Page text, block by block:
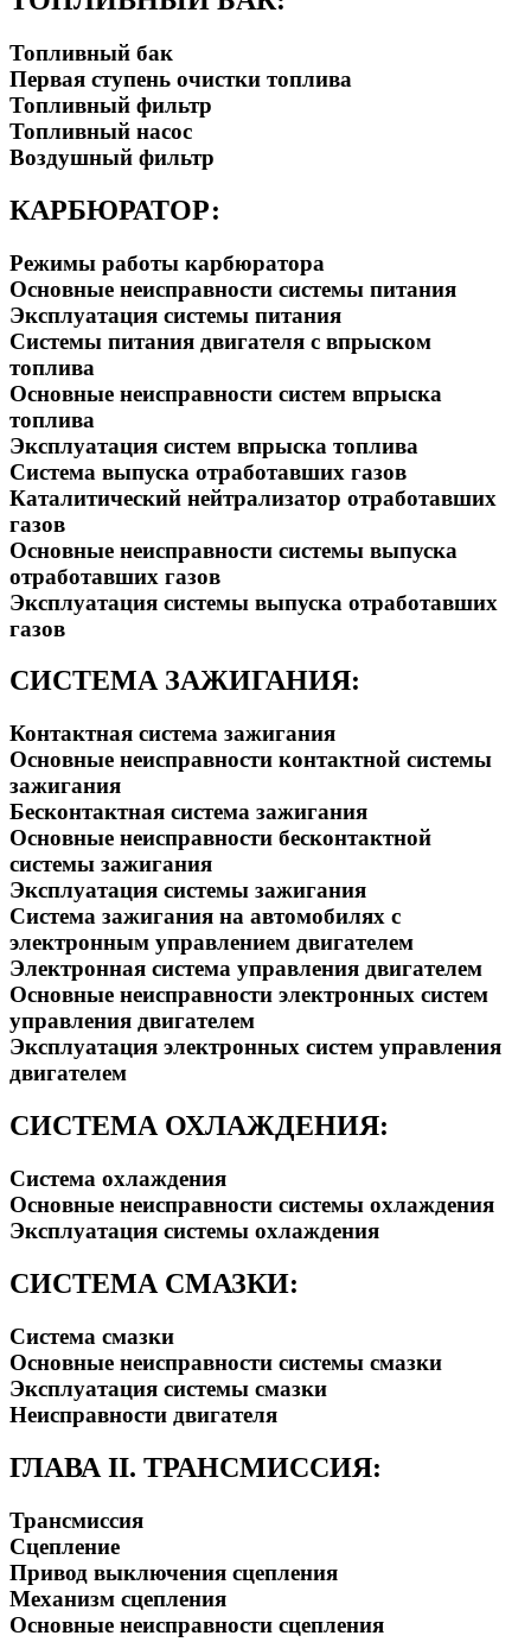
Топливный бак
Первая ступень очистки топлива
Топливный фильтр
Топливный насос
Воздушный фильтр
КАРБЮРАТОР:
Режимы работы карбюратора
Основные неисправности системы питания
Эксплуатация системы питания
Системы питания двигателя с впрыском
топлива
Основные неисправности систем впрыска
топлива
Эксплуатация систем впрыска топлива
Система выпуска отработавших газов
Каталитический нейтрализатор отработавших
газов
Основные неисправности системы выпуска
отработавших газов
Эксплуатация системы выпуска отработавших
газов
СИСТЕМА ЗАЖИГАНИЯ:
Контактная система зажигания
Основные неисправности контактной системы
зажигания
Бесконтактная система зажигания
Основные неисправности бесконтактной
системы зажигания
Эксплуатация системы зажигания
Система зажигания на автомобилях с
электронным управлением двигателем
Электронная система управления двигателем
Основные неисправности электронных систем
управления двигателем
Эксплуатация электронных систем управления
двигателем
СИСТЕМА ОХЛАЖДЕНИЯ:
Система охлаждения
Основные неисправности системы охлаждения
Эксплуатация системы охлаждения
СИСТЕМА СМАЗКИ:
Система смазки
Основные неисправности системы смазки
Эксплуатация системы смазки
Неисправности двигателя
ГЛАВА II. ТРАНСМИССИЯ:
Трансмиссия
Сцепление
Привод выключения сцепления
Механизм сцепления
Основные неисправности сцепления